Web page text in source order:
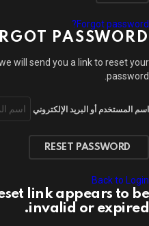
Forgot password?
PASSWORD?
will send you a link to reset your
password.
اسم المستخدم أو البريد الإلكتروني
Back to Login
link appears to be
invalid or expired.